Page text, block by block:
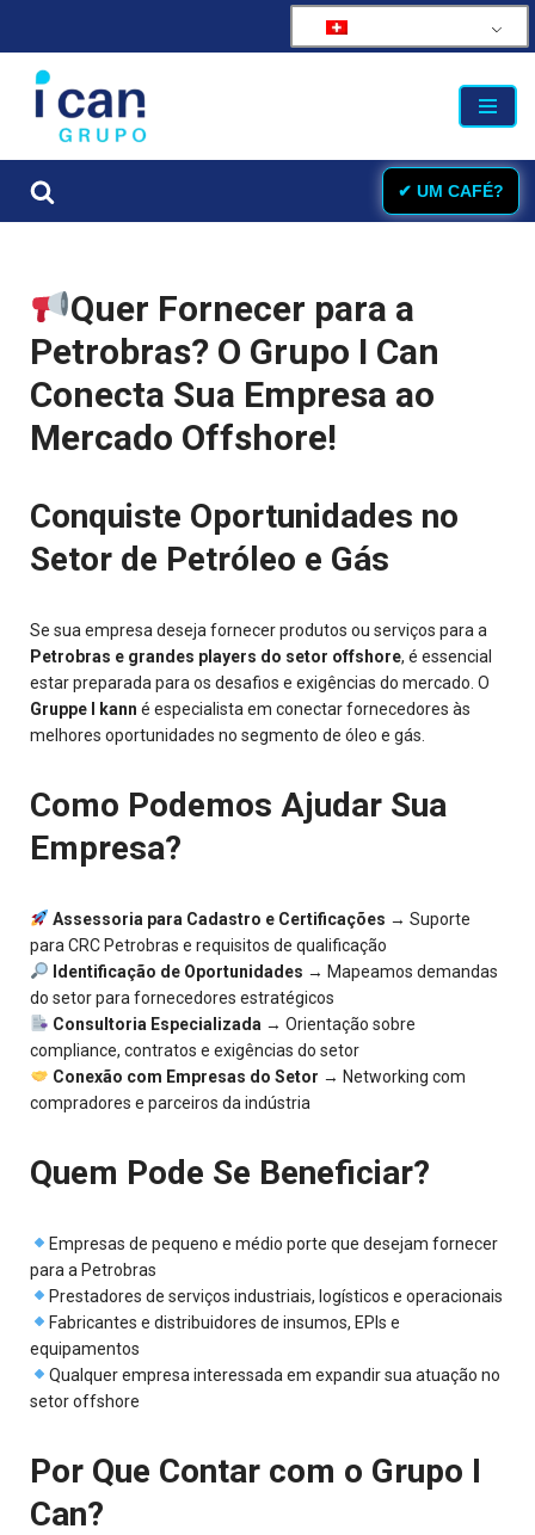
Inhalt
springen
✔ UM CAFÉ?
Quer Fornecer para a
Petrobras? O Grupo I Can
Conecta Sua Empresa ao
Mercado Offshore!
Conquiste Oportunidades no
Setor de Petróleo e Gás
Se sua empresa deseja fornecer produtos ou serviços para a
Petrobras e grandes players do setor offshore, é essencial
estar preparada para os desafios e exigências do mercado. O
Gruppe I kann é especialista em conectar fornecedores às
melhores oportunidades no segmento de óleo e gás.
Como Podemos Ajudar Sua
Empresa?
Assessoria para Cadastro e Certificações → Suporte
para CRC Petrobras e requisitos de qualificação
Identificação de Oportunidades → Mapeamos demandas
do setor para fornecedores estratégicos
Consultoria Especializada → Orientação sobre
compliance, contratos e exigências do setor
Conexão com Empresas do Setor → Networking com
compradores e parceiros da indústria
Quem Pode Se Beneficiar?
Empresas de pequeno e médio porte que desejam fornecer
para a Petrobras
Prestadores de serviços industriais, logísticos e operacionais
Fabricantes e distribuidores de insumos, EPIs e
equipamentos
Qualquer empresa interessada em expandir sua atuação no
setor offshore
Por Que Contar com o Grupo I
Can?